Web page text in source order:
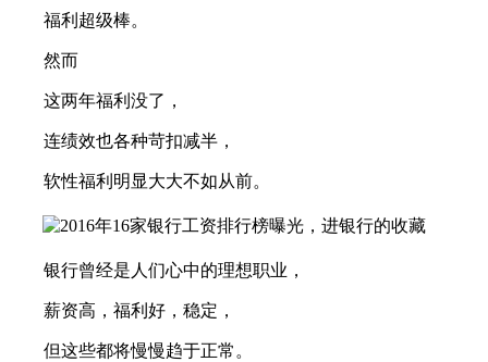
福利超级棒。
然而
这两年福利没了，
连绩效也各种苛扣减半，
软性福利明显大大不如从前。
银行曾经是人们心中的理想职业，
薪资高，福利好，稳定，
但这些都将慢慢趋于正常。